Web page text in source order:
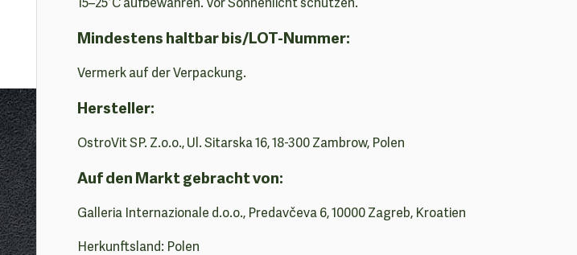
Mindestens haltbar bis/LOT-Nummer:
Vermerk auf der Verpackung.
Hersteller:
OstroVit SP. Z.o.o., Ul. Sitarska 16, 18-300 Zambrow, Polen
Auf den Markt gebracht von:
Galleria Internazionale d.o.o., Predavčeva 6, 10000 Zagreb, Kroatien
Herkunftsland: Polen